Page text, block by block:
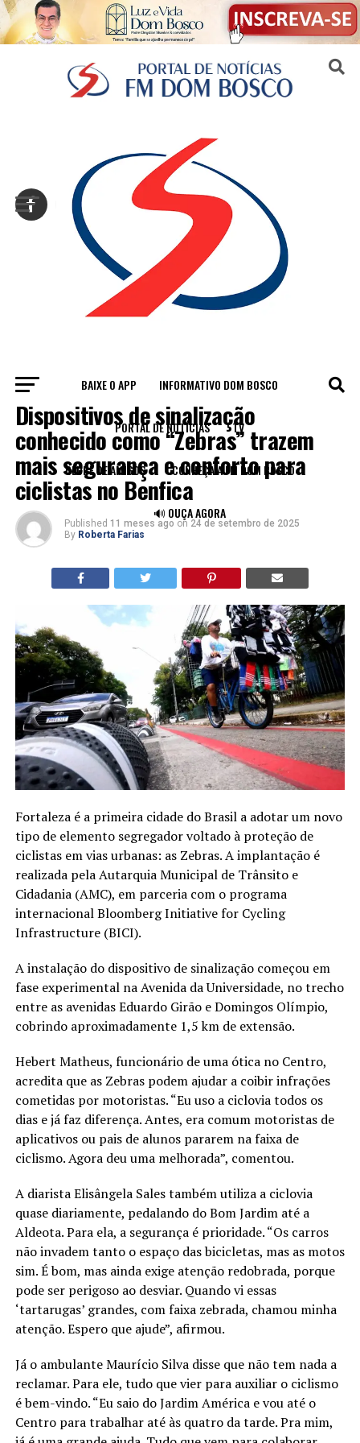
BAIXE O APP INFORMATIVO DOM BOSCO
PORTAL DE NOTÍCIAS TV
CLUBE DE AMIGOS CONHEÇA A FM DOM BOSCO
🔊 OUÇA AGORA
TRÂNSITO
Dispositivos de sinalização
conhecido como “Zebras” trazem
mais segurança e conforto para
ciclistas no Benfica
Published 11 meses ago on 24 de setembro de 2025
By Roberta Farias
Fortaleza é a primeira cidade do Brasil a adotar um novo
tipo de elemento segregador voltado à proteção de
ciclistas em vias urbanas: as Zebras. A implantação é
realizada pela Autarquia Municipal de Trânsito e
Cidadania (AMC), em parceria com o programa
internacional Bloomberg Initiative for Cycling
Infrastructure (BICI).
A instalação do dispositivo de sinalização começou em
fase experimental na Avenida da Universidade, no trecho
entre as avenidas Eduardo Girão e Domingos Olímpio,
cobrindo aproximadamente 1,5 km de extensão.
Hebert Matheus, funcionário de uma ótica no Centro,
acredita que as Zebras podem ajudar a coibir infrações
cometidas por motoristas. “Eu uso a ciclovia todos os
dias e já faz diferença. Antes, era comum motoristas de
aplicativos ou pais de alunos pararem na faixa de
ciclismo. Agora deu uma melhorada”, comentou.
A diarista Elisângela Sales também utiliza a ciclovia
quase diariamente, pedalando do Bom Jardim até a
Aldeota. Para ela, a segurança é prioridade. “Os carros
não invadem tanto o espaço das bicicletas, mas as motos
sim. É bom, mas ainda exige atenção redobrada, porque
pode ser perigoso ao desviar. Quando vi essas
‘tartarugas’ grandes, com faixa zebrada, chamou minha
atenção. Espero que ajude”, afirmou.
Já o ambulante Maurício Silva disse que não tem nada a
reclamar. Para ele, tudo que vier para auxiliar o ciclismo
é bem-vindo. “Eu saio do Jardim América e vou até o
Centro para trabalhar até às quatro da tarde. Pra mim,
Sair da versão mobile